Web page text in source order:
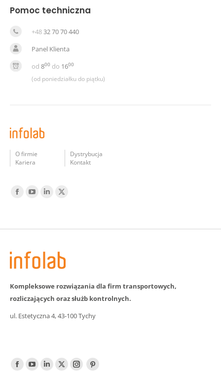
Pomoc techniczna
+4832 70 70 440
Panel Klienta
od 800 do 1600
(od poniedziałku do piątku)
O firmie
Kariera
Dystrybucja
Kontakt
Find us on:
Facebook
LinkedTwitter
Kompleksowe rozwiązania dla firm transportowych,
rozliczających oraz służb kontrolnych.
ul. Estetyczna 4, 43-100 Tychy
Find us on:
FacebookYouTube
LinkedTwitterInstagramPinterest